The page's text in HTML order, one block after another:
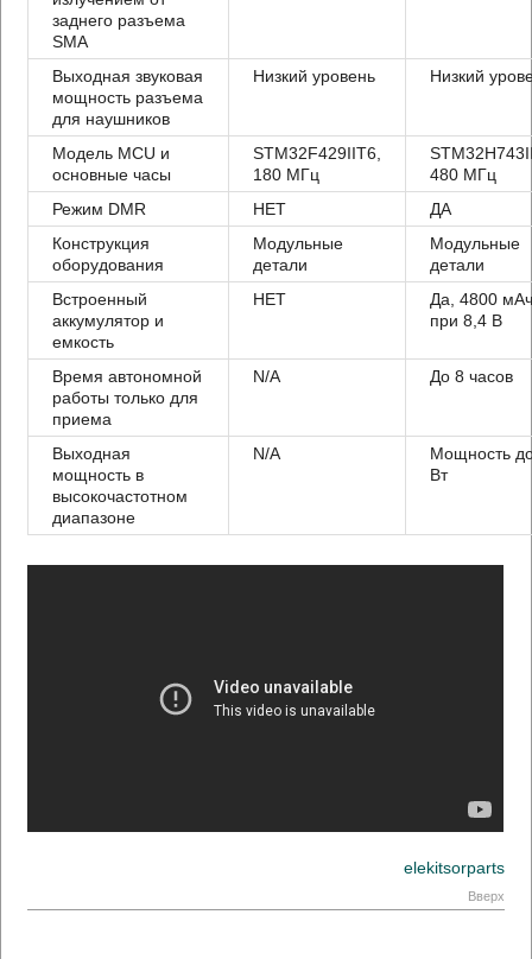
заднего разъема
SMA
Выходная звуковая
мощность разъема
для наушников
Низкий уровень Низкий
Модель MCU и
основные часы
STM32F429IIT6,
180 МГц
480 МГц
Режим DMR
НЕТ
ДА
Конструкция
оборудования
Модульные
детали
Модульные
детали
Встроенный
аккумулятор и
емкость
НЕТ
Да, 4800
при 8,4 В
Время автономной
работы только для
приема
N/A До 8 часов
Выходная
мощность в
высокочастотном
диапазоне
N/A
Мощность
Вт
elekitsorparts
Вверх